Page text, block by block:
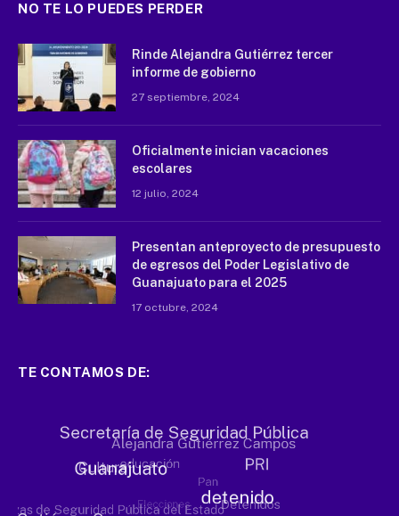
NO TE LO PUEDES PERDER
Rinde Alejandra Gutiérrez tercer
informe de gobierno
27 septiembre, 2024
Oficialmente inician vacaciones
escolares
12 julio, 2024
Presentan anteproyecto de presupuesto
de egresos del Poder Legislativo de
Guanajuato para el 2025
17 octubre, 2024
TE CONTAMOS DE: